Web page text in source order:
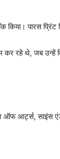
पारस प्रिंट
कर रहे थे, जब
आर्ट्स, साइंस एंड